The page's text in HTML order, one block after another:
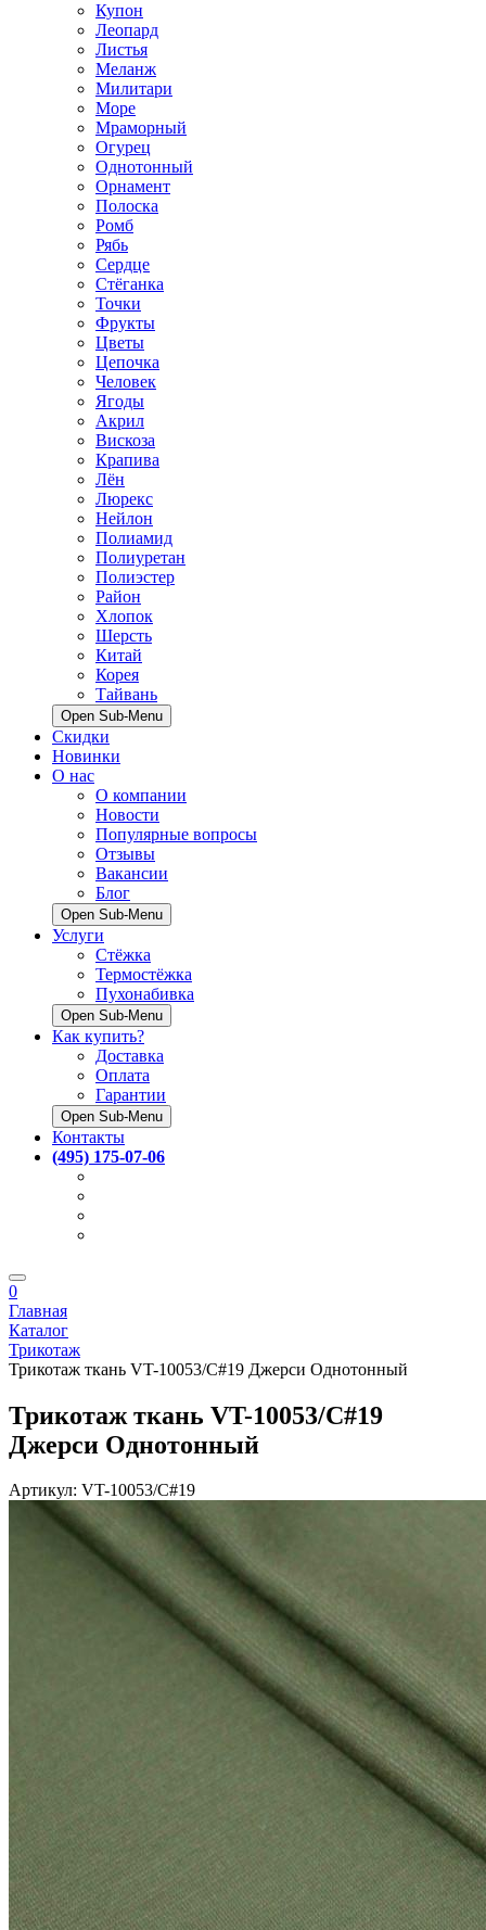
Купон
Леопард
Листья
Меланж
Милитари
Море
Мраморный
Огурец
Однотонный
Орнамент
Полоска
Ромб
Рябь
Сердце
Стёганка
Точки
Фрукты
Цветы
Цепочка
Человек
Ягоды
Акрил
Вискоза
Крапива
Лён
Люрекс
Нейлон
Полиамид
Полиуретан
Полиэстер
Район
Хлопок
Шерсть
Китай
Корея
Тайвань
Open Sub-Menu
Скидки
Новинки
О нас
О компании
Новости
Популярные вопросы
Отзывы
Вакансии
Блог
Open Sub-Menu
Услуги
Стёжка
Термостёжка
Пухонабивка
Open Sub-Menu
Как купить?
Доставка
Оплата
Гарантии
Open Sub-Menu
Контакты
(495) 175-07-06
0
Главная
Каталог
Трикотаж
Трикотаж ткань VT-10053/C#19 Джерси Однотонный
Трикотаж ткань VT-10053/C#19
Джерси Однотонный
Артикул: VT-10053/C#19